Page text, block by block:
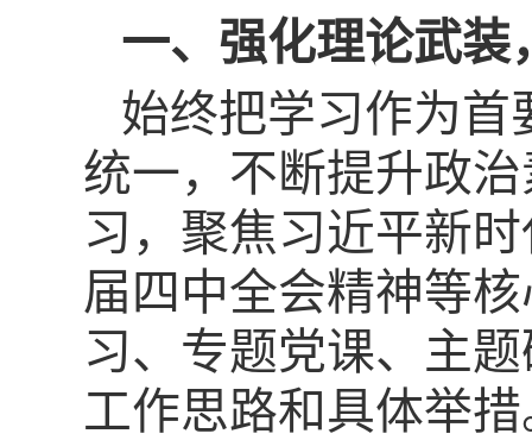
一、强化理论武装
始终把学习作为首
统一，不断提升政
习，聚焦习近平新
届四中全会精神等
习、专题党课、主
工作思路和具体举